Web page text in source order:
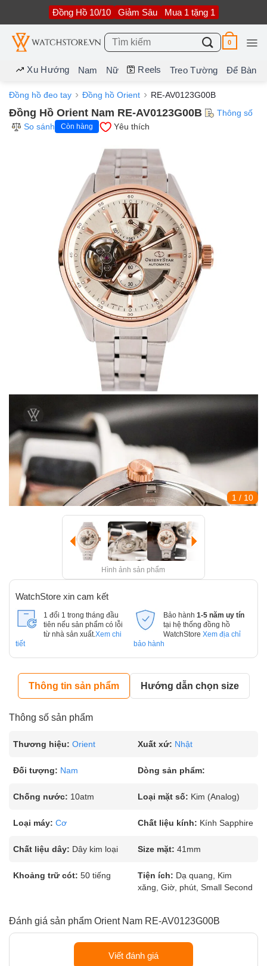
nội
dung
Đồng Hồ 10/10 Giảm Sâu Mua 1 tặng 1
Tìm
kiếm:
0
Xu Hướng Nam Nữ Reels Treo Tường Để Bàn
Đồng hồ đeo tay Đồng hồ Orient RE-AV0123G00B
Đồng Hồ Orient Nam RE-AV0123G00B
Thông số
So sánh
Còn hàng Yêu thích
1 / 10
Hình ảnh sản phẩm
WatchStore xin cam kết
1 đổi 1 trong tháng đầu
tiên nếu sản phẩm có lỗi
từ nhà sản xuất. Xem chi
tiết
Bảo hành 1-5 năm uy tín
tại hệ thống đồng hồ
WatchStore Xem địa chỉ
bảo hành
Thông tin sản phẩm Hướng dẫn chọn size
Thông số sản phẩm
Thương hiệu: Orient Xuất xứ: Nhật
Đối tượng: Nam Dòng sản phẩm:
Chống nước: 10atm Loại mặt số: Kim (Analog)
Loại máy: Cơ Chất liệu kính: Kính Sapphire
Chất liệu dây: Dây kim loại Size mặt: 41mm
Khoảng trữ cót: 50 tiếng Tiện ích: Dạ quang, Kim
xăng, Giờ, phút, Small Second
Đánh giá sản phẩm Orient Nam RE-AV0123G00B
Viết đánh giá